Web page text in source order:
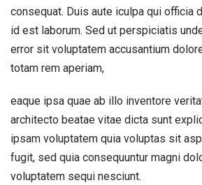
consequat. Duis aute iculpa qui officia
id est laborum. Sed ut perspiciatis
error sit voluptatem accusantium
totam rem aperiam,
eaque ipsa quae ab illo inventore
architecto beatae vitae dicta sunt
ipsam voluptatem quia voluptas sit
fugit, sed quia consequuntur magni
voluptatem sequi nesciunt.